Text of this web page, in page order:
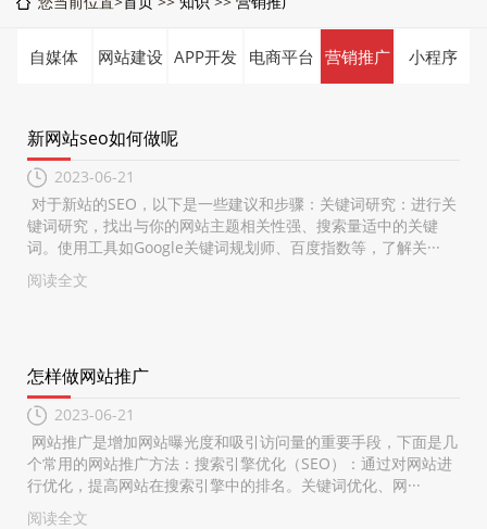
自媒体 网站建设 APP开发 电商平台 营销推广 小程序
新网站seo如何做呢
2023-06-21
对于新站的SEO，以下是一些建议和步骤：关键词研究：进行关
键词研究，找出与你的网站主题相关性强、搜索量适中的关键
词。使用工具如Google关键词规划师、百度指数等，了解关···
阅读全文
怎样做网站推广
2023-06-21
网站推广是增加网站曝光度和吸引访问量的重要手段，下面是几
个常用的网站推广方法：搜索引擎优化（SEO）：通过对网站进
行优化，提高网站在搜索引擎中的排名。关键词优化、网···
阅读全文